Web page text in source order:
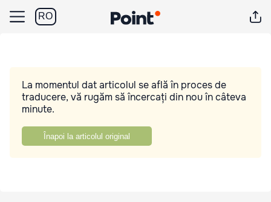
RO
La momentul dat articolul se află în proces de
traducere, vă rugăm să încercați din nou în câteva
minute.
Înapoi la articolul original